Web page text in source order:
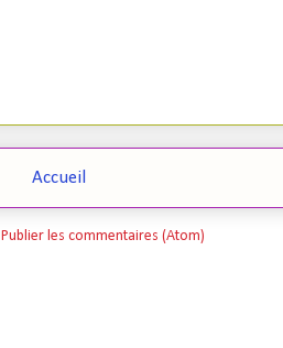
Accueil
Publier les commentaires (Atom)